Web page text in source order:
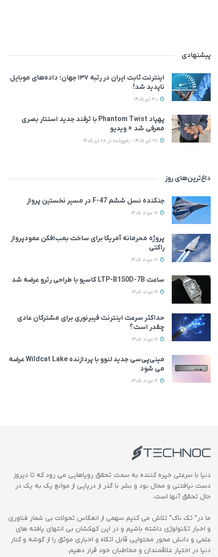
پیشنهادی
اینترنت ثابت ایران در رتبه ۱۳۷ جهان؛ داده‌های موبایل
ناپدید شد!
پهپاد Phantom Twist با ترفند جدید استتار بصری
معرفی شد + ویدیو
داغ‌ترین‌های روز
جنگنده نسل ششم F-47 در مسیر نخستین پرواز
پروژه محرمانه آمریکا برای ساخت بمب‌افکن عمودپرواز
راکتی
ساعت LTP-B150D-7B کاسیو با طراحی رترو عرضه شد
حداکثر سرعت اینترنت فیبرنوری برای مشترکان عادی
چقدر است؟
مینی‌پی‌سی جدید لنوو با پردازنده Wildcat Lake عرضه
می‌ شود
دنیا با سرعتی خیره کننده به سمت تحقق رویاهایی می رود که تا دیروز
دست نیافتنی و محال بود و بشر با گذر از دریایی از موانع یک به یک در
حال تحقق آنها است.
ما در” تک ناک” تلاش می کنیم سهمی از انعکاس تحولات بی شمار فناوری
و اخبار تکنولوژی داشته باشیم و در این کهکشان بی انتهای یافته های
علمی و دانش محور محتوایی قابل اتکاء و اخباری موثق را از گوشه و کنار
دنیا در اختیار علاقمندان و مخاطبان خود قرار دهیم.